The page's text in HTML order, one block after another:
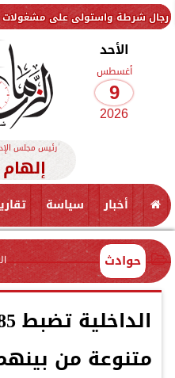
على مشغولات ذهبية بالقاهرة
الأحد
أغسطس
9
2026
رئيس مجلس
أخبار سياسة
حوادث
متنوعة من